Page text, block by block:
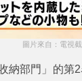
圖片來自：電視
納部門」 的第